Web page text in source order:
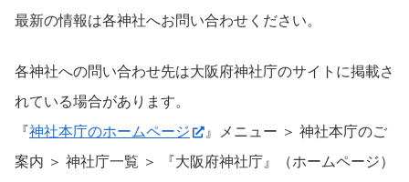
最新の情報は各神社へお問い合わせください。
各神社への問い合わせ先は大阪府神社庁のサイトに掲載さ
れている場合があります。
『神社本庁のホームページ
』メニュー ＞ 神社本庁のご
案内 ＞ 神社庁一覧 ＞ 『大阪府神社庁』（ホームページ）